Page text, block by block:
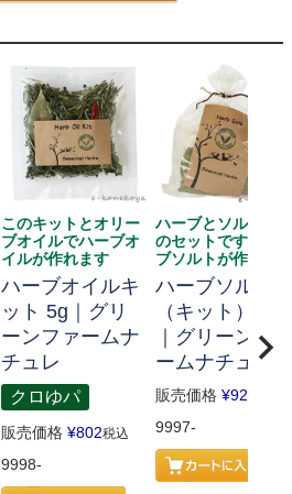
このキットとオリー
ブオイルでハーブオ
イルが作れます
ハーブオイルキ
ット 5g｜グリ
ーンファームナ
チュレ
クロゆパ
販売価格 ¥802税込
9998-
ハーブとソルト、
のセットです、ハ
ブソルトが作れま
ハーブソルト
（キット） 70g
｜グリーンフ
ームナチュレ
販売価格 ¥926
9997-